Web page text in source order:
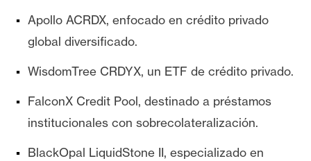
Apollo ACRDX, enfocado en crédito privado
global diversificado.
WisdomTree CRDYX, un ETF de crédito privado.
FalconX Credit Pool, destinado a préstamos
institucionales con sobrecolateralización.
BlackOpal LiquidStone II, especializado en